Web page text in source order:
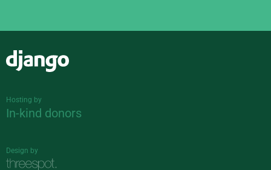
Hosting by
In-kind donors
Design by